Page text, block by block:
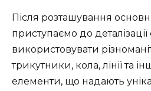
Після розташування
приступаємо до
використовувати
трикутники, кола, лінії та
елементи, що надають